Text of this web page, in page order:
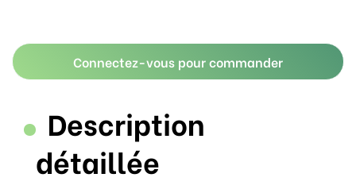
Connectez-vous pour commander
Description
détaillée